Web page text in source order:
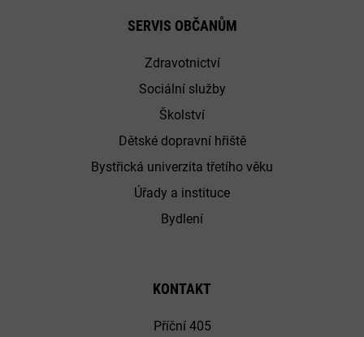
SERVIS OBČANŮM
Zdravotnictví
Sociální služby
Školství
Dětské dopravní hřiště
Bystřická univerzita třetího věku
Úřady a instituce
Bydlení
KONTAKT
Příční 405